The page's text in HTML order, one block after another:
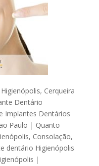
Cerqueira
Dentário
Implantes Dentários
Paulo | Quanto
Consolação,
dentário Higienópolis
|